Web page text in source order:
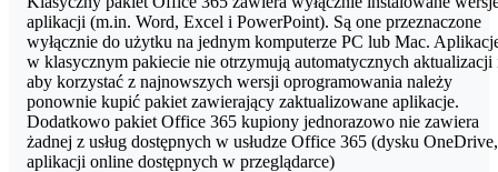
aplikacji (m.in. Word, Excel i PowerPoint). Są one przeznaczone
wyłącznie do użytku na jednym komputerze PC lub Mac.
w klasycznym pakiecie nie otrzymują automatycznych aktualizacji
aby korzystać z najnowszych wersji oprogramowania należy
ponownie kupić pakiet zawierający zaktualizowane aplikacje.
Dodatkowo pakiet Office 365 kupiony jednorazowo nie zawiera
żadnej z usług dostępnych w usłudze Office 365 (dysku OneDrive,
aplikacji online dostępnych w przeglądarce)